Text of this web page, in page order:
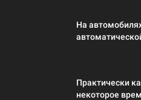
На
Практически
некоторое